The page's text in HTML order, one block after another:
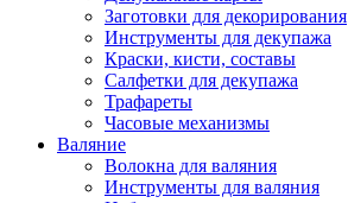
Заготовки для декорирования
Инструменты для декупажа
Краски, кисти, составы
Салфетки для декупажа
Трафареты
Часовые механизмы
Валяние
Волокна для валяния
Инструменты для валяния